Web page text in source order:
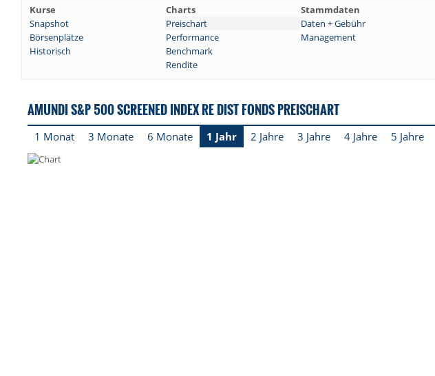
Kurse Charts Stammdaten
Snapshot
Preischart Daten + Gebühr
Börsenplätze
Performance Management
Historisch
Benchmark
Rendite
AMUNDI S&P 500 SCREENED INDEX RE DIST FONDS PREISCHART
1 Monat 3 Monate 6 Monate 1 Jahr 2 Jahre 3 Jahre 4 Jahre 5 Jahre